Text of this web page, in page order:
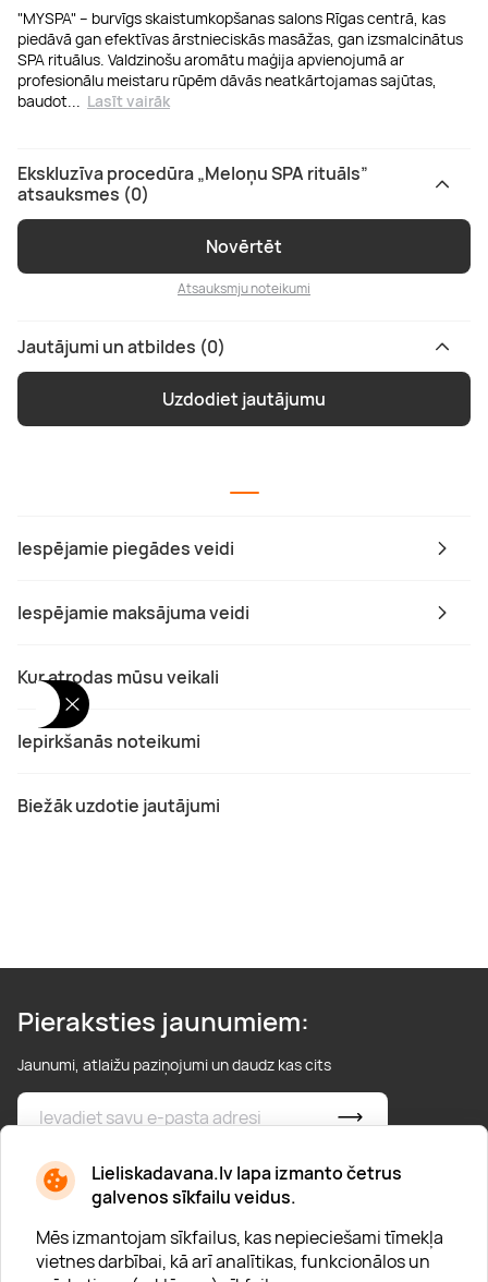
Lieliskadavana.lv lapa izmanto četrus
galvenos sīkfailu veidus.
Mēs izmantojam sīkfailus, kas nepieciešami tīmekļa
vietnes darbībai, kā arī analītikas, funkcionālos un
Iespējamie piegādes veidi
Iespējamie maksājuma veidi
Kur atrodas mūsu veikali
Iepirkšanās noteikumi
Biežāk uzdotie jautājumi
"MYSPA" – burvīgs skaistumkopšanas salons Rīgas centrā, kas
piedāvā gan efektīvas ārstnieciskās masāžas, gan izsmalcinātus
SPA rituālus. Valdzinošu aromātu maģija apvienojumā ar
profesionālu meistaru rūpēm dāvās neatkārtojamas sajūtas,
baudot
Lasīt vairāk
Ekskluzīva procedūra „Meloņu SPA rituāls”
atsauksmes (0)
Novērtēt
Atsauksmju noteikumi
Jautājumi un atbildes (0)
Uzdodiet jautājumu
Pieraksties jaunumiem:
Jaunumi, atlaižu paziņojumi un daudz kas cits
* Esmu iepazinies/usies ar privātuma politiku